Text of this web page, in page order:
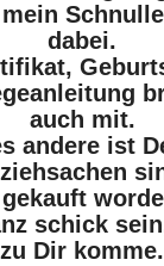
dabei.
auch mit.
andere ist
schick
zu Dir komme.